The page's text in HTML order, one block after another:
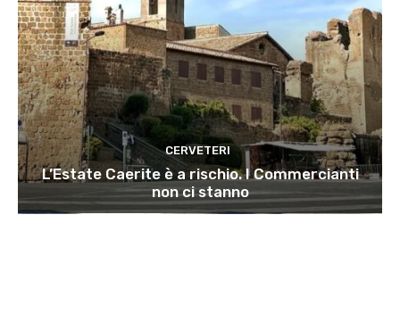
CERVETERI
L’Estate Caerite è a rischio. I Commercianti
non ci stanno